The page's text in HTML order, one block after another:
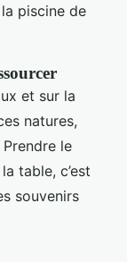
piscine de
et sur la
natures,
le
table, c’est
souvenirs